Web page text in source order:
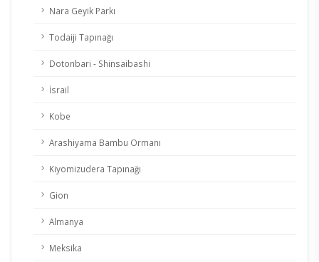
Nara Geyik Parkı
Todaiji Tapınağı
Dotonbari - Shinsaibashi
İsrail
Kobe
Arashiyama Bambu Ormanı
Kiyomizudera Tapınağı
Gion
Almanya
Meksika